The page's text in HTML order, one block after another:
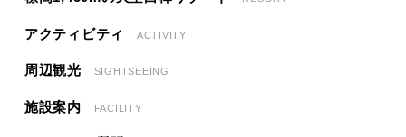
アクティビティ ACTIVITY
周辺観光 SIGHTSEEING
施設案内 FACILITY